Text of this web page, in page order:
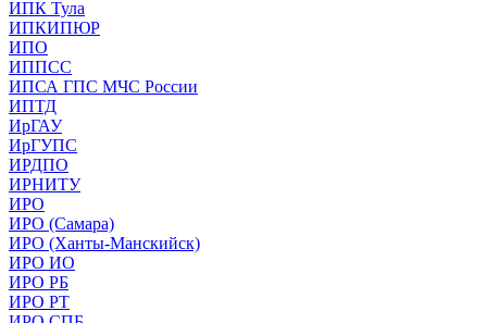
ИПК Тула
ИПКИПЮР
ИПО
ИППСС
ИПСА ГПС МЧС России
ИПТД
ИрГАУ
ИрГУПС
ИРДПО
ИРНИТУ
ИРО
ИРО (Самара)
ИРО (Ханты-Манскийск)
ИРО ИО
ИРО РБ
ИРО РТ